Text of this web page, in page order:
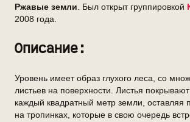
Ржавые земли . Был открыт группировкой
2008 года.
Описание:
Уровень имеет образ глухого леса, со
листьев на поверхности. Листья
каждый квадратный метр земли, оставляя
на тропинках, которые в свою очередь